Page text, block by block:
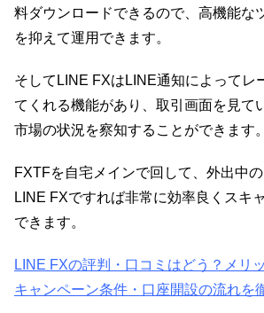
料ダウンロードできるので、高機能な
を抑えて運用できます。
そしてLINE FXはLINE通知によってレ
てくれる機能があり、取引画面を見て
市場の状況を察知することができます。
FXTFを自宅メインで回して、外出中
LINE FXですれば非常に効率良くスキ
できます。
LINE FXの評判・口コミはどう？メリ
キャンペーン条件・口座開設の流れを